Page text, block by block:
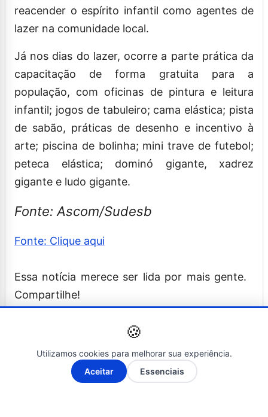
reacender o espírito infantil como agentes de
lazer na comunidade local.
Já nos dias do lazer, ocorre a parte prática da
capacitação de forma gratuita para a
população, com oficinas de pintura e leitura
infantil; jogos de tabuleiro; cama elástica; pista
de sabão, práticas de desenho e incentivo à
arte; piscina de bolinha; mini trave de futebol;
peteca elástica; dominó gigante, xadrez
gigante e ludo gigante.
Fonte: Ascom/Sudesb
Fonte: Clique aqui
Essa notícia merece ser lida por mais gente.
Compartilhe!
A- A+
🍪
Utilizamos cookies para melhorar sua experiência.
Aceitar
Essenciais